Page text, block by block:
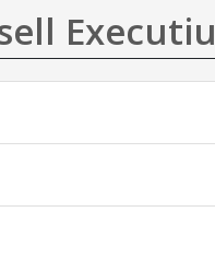
Executiu